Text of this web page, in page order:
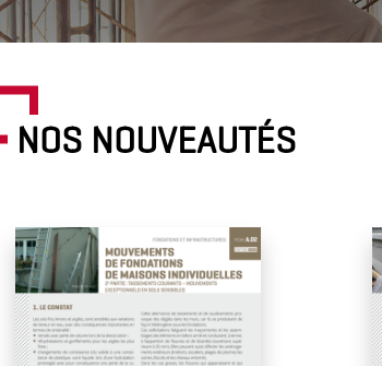
NOS NOUVEAUTÉS